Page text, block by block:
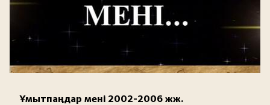
Ұмытпаңдар мені 2002-2006 жж.